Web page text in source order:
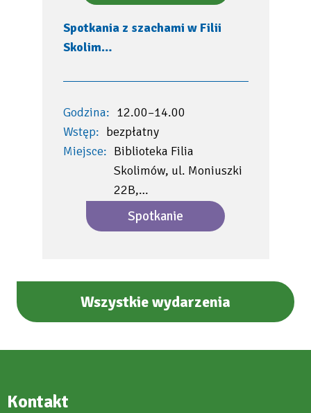
Spotkania z szachami w Filii
Skolim…
Godzina: 12.00–14.00
Wstęp: bezpłatny
Miejsce: Biblioteka Filia
Skolimów, ul. Moniuszki
22B,…
Spotkanie
Wszystkie wydarzenia
Kontakt